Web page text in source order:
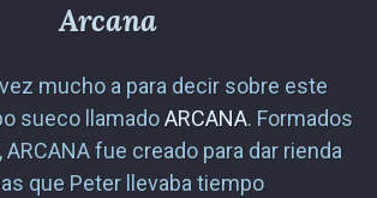
Arcana
mucho a para decir sobre este
sueco llamadoARCANA. Formados
ARCANA fue creado para dar rienda
que Peter llevaba tiempo